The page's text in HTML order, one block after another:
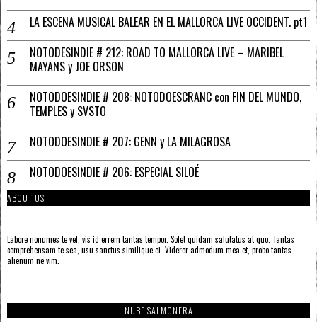
LA ESCENA MUSICAL BALEAR EN EL MALLORCA LIVE OCCIDENT. pt1
NOTODESINDIE # 212: ROAD TO MALLORCA LIVE – MARIBEL
MAYANS y JOE ORSON
NOTODOESINDIE # 208: NOTODOESCRANC con FIN DEL MUNDO,
TEMPLES y SVSTO
NOTODOESINDIE # 207: GENN y LA MILAGROSA
NOTODOESINDIE # 206: ESPECIAL SILOÉ
ABOUT US
Labore nonumes te vel, vis id errem tantas tempor. Solet quidam salutatus at quo. Tantas
comprehensam te sea, usu sanctus similique ei. Viderer admodum mea et, probo tantas
alienum ne vim.
NUBE SALMONERA